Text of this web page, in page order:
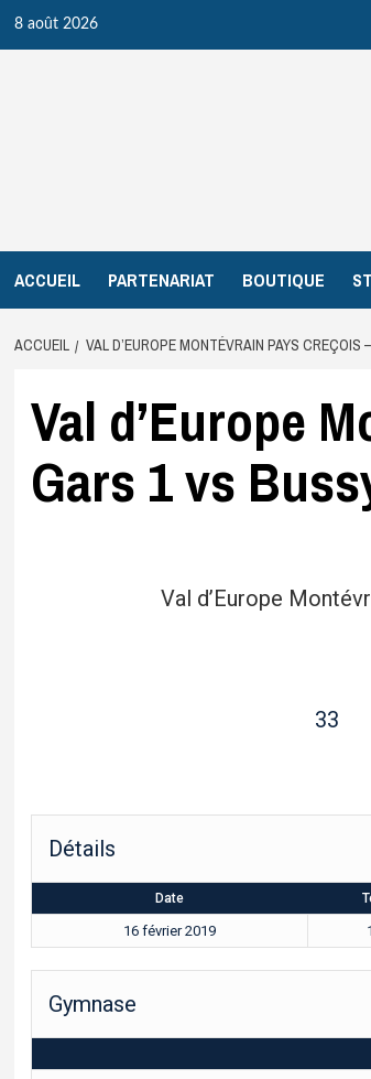
8 août 2026
ACCUEIL PARTENARIAT BOUTIQUE
ACCUEIL VAL D’EUROPE MONTÉVRAIN PAYS
Val d’Europe
Gars 1 vs
Val d’Europe
33
Détails
Date
16 février 2019
Gymnase